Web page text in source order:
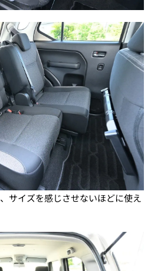
サイズを感じさせないほどに使え